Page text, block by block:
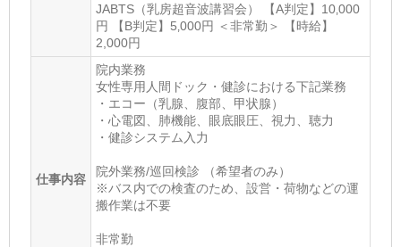
JABTS（乳房超音波講習会） 【A判定】10‚000
円 【B判定】5‚000円 ＜非常勤＞ 【時給】
2,000円
仕事内容
院内業務
女性専用人間ドック・健診における下記業務
・エコー（乳腺、腹部、甲状腺）
・心電図、肺機能、眼底眼圧、視力、聴力
・健診システム入力
院外業務/巡回検診 （希望者のみ）
※バス内での検査のため、設営・荷物などの運
搬作業は不要
非常勤